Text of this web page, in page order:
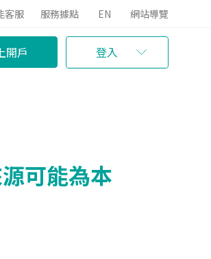
客服 服務據點 EN 網站導覽
開戶 登入
可能為本